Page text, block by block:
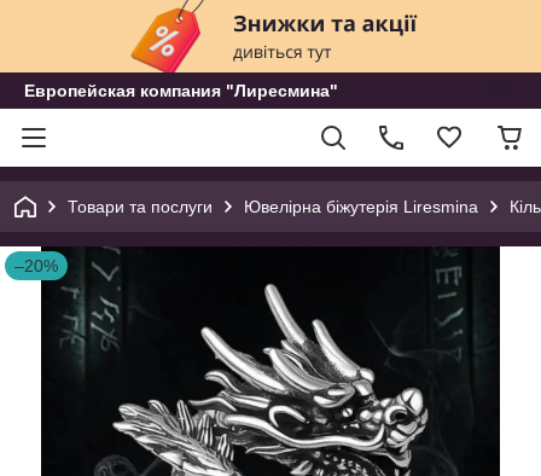
Европейская компания "Лиресмина"
Товари та послуги Ювелірна біжутерія Liresmina
–20%